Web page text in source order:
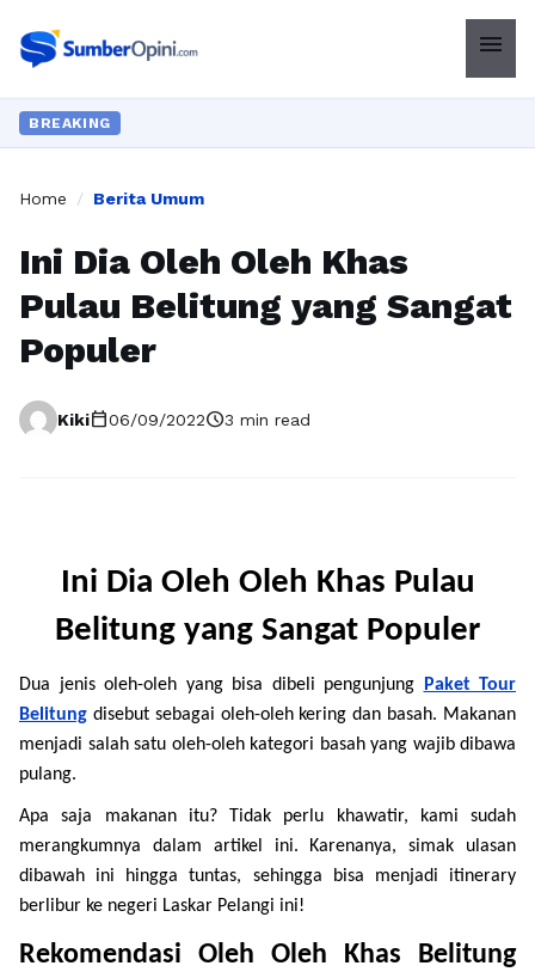
menu
BREAKING
Home / Berita Umum
Ini Dia Oleh Oleh Khas
Pulau Belitung yang Sangat
Populer
Kikicalendar_today06/09/2022schedule3 min read
Ini Dia Oleh Oleh Khas Pulau
Belitung yang Sangat Populer
Dua jenis oleh-oleh yang bisa dibeli pengunjung
Paket Tour
Belitung disebut sebagai oleh-oleh kering dan basah. Makanan
menjadi salah satu oleh-oleh kategori basah yang wajib dibawa
pulang.
Apa saja makanan itu? Tidak perlu khawatir, kami sudah
merangkumnya dalam artikel ini. Karenanya, simak ulasan
dibawah ini hingga tuntas, sehingga bisa menjadi itinerary
berlibur ke negeri Laskar Pelangi ini!
Rekomendasi Oleh Oleh Khas Belitung